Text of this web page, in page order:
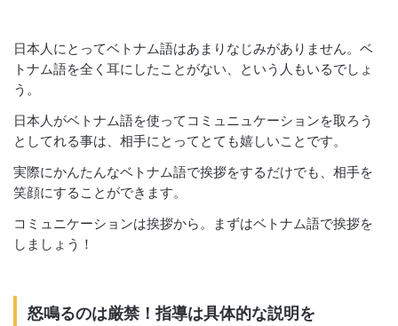
日本人にとってベトナム語はあまりなじみがありません。ベ
トナム語を全く耳にしたことがない、という人もいるでしょ
う。
日本人がベトナム語を使ってコミュニュケーションを取ろう
としてれる事は、相手にとってとても嬉しいことです。
実際にかんたんなベトナム語で挨拶をするだけでも、相手を
笑顔にすることができます。
コミュニケーションは挨拶から。まずはベトナム語で挨拶を
しましょう！
怒鳴るのは厳禁！指導は具体的な説明を